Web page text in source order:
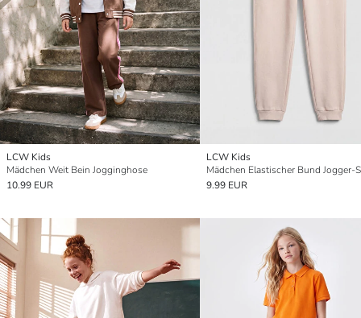
LCW Kids
Mädchen Weit Bein Jogginghose
10.99 EUR
LCW Kids
9.99 EUR